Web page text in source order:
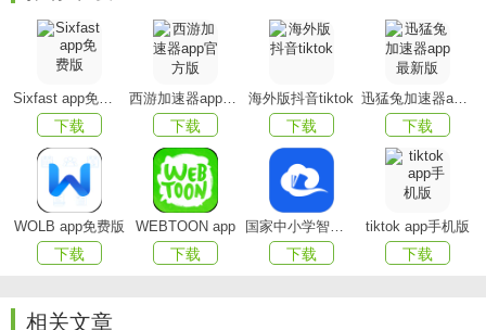
4. 商品详情透明展示
品介绍，让买家充分了解商品情况。
5. 安全保障体系
平台强调正品保证与隐私发货机制，保障交易安全与用
户隐私。
6. 社区互动属性
通过“玩家分享”“丝社热榜”等板块增强用户之间的互动，
Sixfast app免费版
下载
西游加速器app官方版
下载
海外版抖音tiktok
下载
迅猛兔加速器app最新版
下载
WOLB app免费版
下载
WEBTOON app
下载
国家中小学智慧教育平台app(智慧中小学)
下载
tiktok app手机版
下载
相关文章